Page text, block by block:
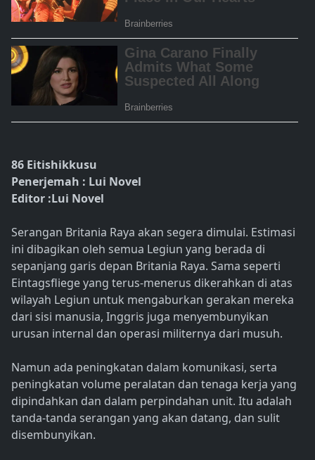
86 Eitishikkusu
Penerjemah : Lui Novel
Editor :Lui Novel
Serangan Britania Raya akan segera dimulai. Estimasi
ini dibagikan oleh semua Legiun yang berada di
sepanjang garis depan Britania Raya. Sama seperti
Eintagsfliege yang terus-menerus dikerahkan di atas
wilayah Legiun untuk mengaburkan gerakan mereka
dari sisi manusia, Inggris juga menyembunyikan
urusan internal dan operasi militernya dari musuh.
Namun ada peningkatan dalam komunikasi, serta
peningkatan volume peralatan dan tenaga kerja yang
dipindahkan dan dalam perpindahan unit. Itu adalah
tanda-tanda serangan yang akan datang, dan sulit
disembunyikan.